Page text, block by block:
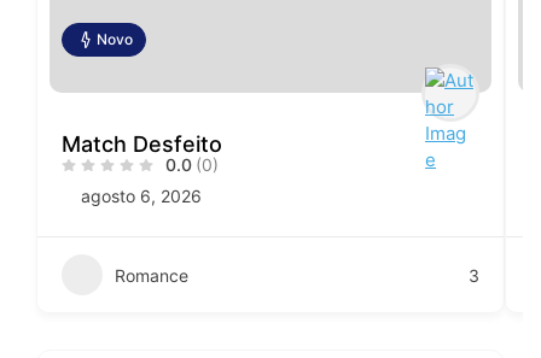
Novo
Match Desfeito
0.0 (0)
agosto 6, 2026
Romance 3